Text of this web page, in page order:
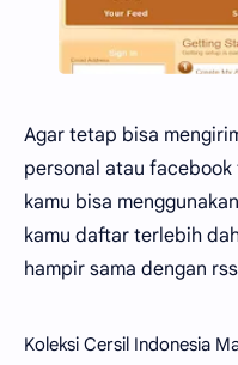
Agar tetap bisa
personal atau
kamu bisa
kamu daftar terlebih
hampir sama dengan
Koleksi Cersil Indonesia